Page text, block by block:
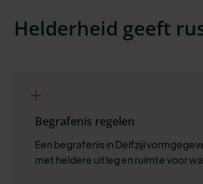
Helderheid geeft
Begrafenis regelen
Een begrafenis in Delfzijl
met heldere uitleg en ruimte voor